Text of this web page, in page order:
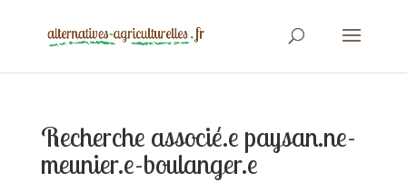
Recherche associé.e paysan.ne-
meunier.e-boulanger.e